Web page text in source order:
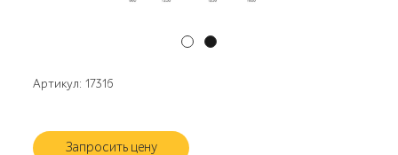
Артикул: 17316
Запросить цену